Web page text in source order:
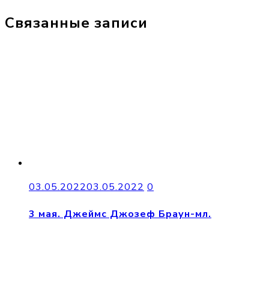
Связанные записи
03.05.202203.05.2022 0
3 мая. Джеймс Джозеф Браун-мл.